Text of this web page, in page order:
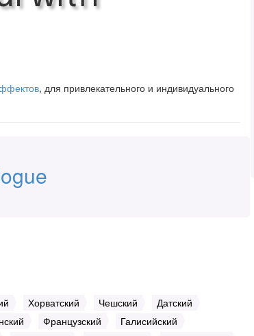
, для привлекательного и индивидуального
Хорватский Чешский
Датский
Французский
Галисийский